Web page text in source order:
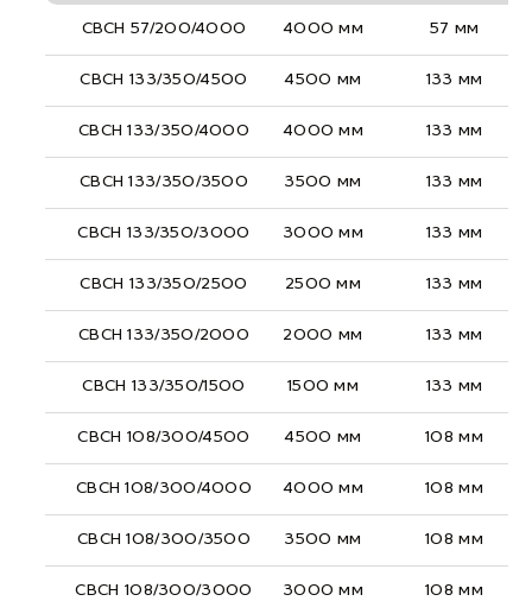
СВСН 57/200/4000 4000 мм 57 мм
СВСН 133/350/4500 4500 мм 133 мм
СВСН 133/350/4000 4000 мм 133 мм
СВСН 133/350/3500 3500 мм 133 мм
СВСН 133/350/3000 3000 мм 133 мм
СВСН 133/350/2500 2500 мм 133 мм
СВСН 133/350/2000 2000 мм 133 мм
СВСН 133/350/1500 1500 мм 133 мм
СВСН 108/300/4500 4500 мм 108 мм
СВСН 108/300/4000 4000 мм 108 мм
СВСН 108/300/3500 3500 мм 108 мм
СВСН 108/300/3000 3000 мм 108 мм